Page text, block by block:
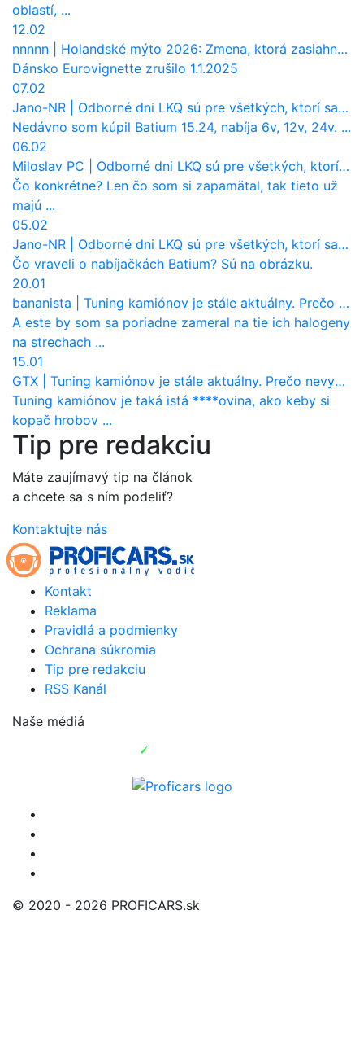
oblastí, ...
12.02
nnnnn
Holandské mýto 2026: Zmena, ktorá zasiahne slovenských dopravcov
Dánsko Eurovignette zrušilo 1.1.2025
07.02
Jano-NR
Odborné dni LKQ sú pre všetkých, ktorí sa chcú dozvedieť niečo viac
Nedávno som kúpil Batium 15.24, nabíja 6v, 12v, 24v. ...
06.02
Miloslav PC
Odborné dni LKQ sú pre všetkých, ktorí sa chcú dozvedieť niečo viac
Čo konkrétne? Len čo som si zapamätal, tak tieto už
majú ...
05.02
Jano-NR
Odborné dni LKQ sú pre všetkých, ktorí sa chcú dozvedieť niečo viac
Čo vraveli o nabíjačkách Batium? Sú na obrázku.
20.01
bananista
Tuning kamiónov je stále aktuálny. Prečo nevyhynul ako pri osobákoch?
A este by som sa poriadne zameral na tie ich halogeny
na strechach ...
15.01
GTX
Tuning kamiónov je stále aktuálny. Prečo nevyhynul ako pri osobákoch?
Tuning kamiónov je taká istá ****ovina, ako keby si
kopač hrobov ...
Tip pre redakciu
Máte zaujímavý tip na článok
a chcete sa s ním podeliť?
Kontaktujte nás
Kontakt
Reklama
Pravidlá a podmienky
Ochrana súkromia
Tip pre redakciu
RSS Kanál
Naše médiá
© 2020 - 2026 PROFICARS.sk